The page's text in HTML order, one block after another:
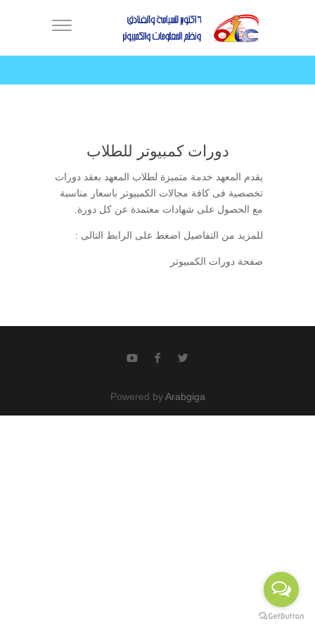
دورات كمبيوتر للطلاب
يقدم المعهد خدمة متميزة لطلاب المعهد بعقد دورات
تخصصية فى كافة مجالات الكمبيوتر باسعار مناسبة
مع الحصول على شهادات معتمدة عن كل دورة.
للمزيد من التفاصيل اضغط على الرابط التالى :
صفحة دورات الكمبيوتر
Powered by Arabgiga